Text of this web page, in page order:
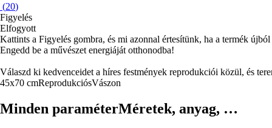
(20)
Figyelés
Elfogyott
Kattints a Figyelés gombra, és mi azonnal értesítünk, ha a termék újból
Engedd be a művészet energiáját otthonodba!
Válaszd ki kedvenceidet a híres festmények reprodukciói közül, és
45x70 cmReprodukciósVászon
Minden paraméterMéretek, anyag, …